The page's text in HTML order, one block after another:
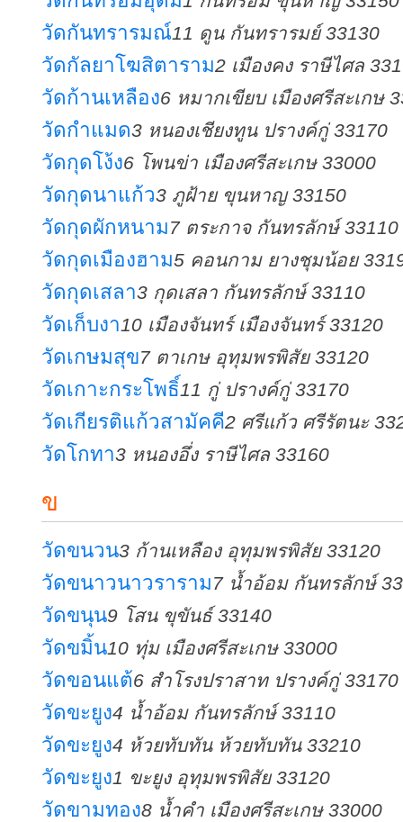
วัดกันทรารมณ์11 ดูน กันทรารมย์ 33130
วัดกัลยาโฆสิตาราม2 เมืองคง ราษีไศล
วัดก้านเหลือง6 หมากเขียบ เมืองศรีสะเกษ
วัดกำแมด3 หนองเชียงทูน ปรางค์กู่ 33170
วัดกุดโง้ง6 โพนข่า เมืองศรีสะเกษ 33000
วัดกุดนาแก้ว3 ภูฝ้าย ขุนหาญ 33150
วัดกุดผักหนาม7 ตระกาจ กันทรลักษ์ 33110
วัดกุดเมืองฮาม5 คอนกาม ยางชุมน้อย
วัดกุดเสลา3 กุดเสลา กันทรลักษ์ 33110
วัดเก็บงา10 เมืองจันทร์ เมืองจันทร์ 33120
วัดเกษมสุข7 ตาเกษ อุทุมพรพิสัย 33120
วัดเกาะกระโพธิ์11 กู่ ปรางค์กู่ 33170
วัดเกียรติแก้วสามัคคี2 ศรีแก้ว ศรีรัตนะ
วัดโกทา3 หนองอึ่ง ราษีไศล 33160
ข
วัดขนวน3 ก้านเหลือง อุทุมพรพิสัย 33120
วัดขนาวนาวราราม7 น้ำอ้อม กันทรลักษ์
วัดขนุน9 โสน ขุขันธ์ 33140
วัดขมิ้น10 ทุ่ม เมืองศรีสะเกษ 33000
วัดขอนแต้6 สำโรงปราสาท ปรางค์กู่ 33170
วัดขะยูง4 น้ำอ้อม กันทรลักษ์ 33110
วัดขะยูง4 ห้วยทับทัน ห้วยทับทัน 33210
วัดขะยูง1 ขะยูง อุทุมพรพิสัย 33120
วัดขามทอง8 น้ำคำ เมืองศรีสะเกษ 33000